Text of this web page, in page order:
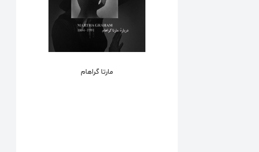
مارتا گراهام